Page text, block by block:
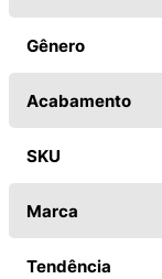
Gênero
Acabamento
SKU
Marca
Tendência